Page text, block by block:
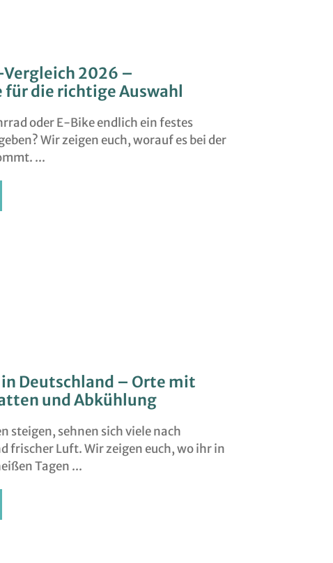
2026 –
die richtige Auswahl
oder E-Bike endlich ein festes
Wir zeigen euch, worauf es bei der
Deutschland – Orte mit
und Abkühlung
steigen, sehnen sich viele nach
frischer Luft. Wir zeigen euch, wo ihr in
Tagen